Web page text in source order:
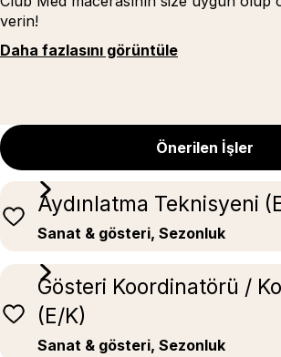
verin!
Daha fazlasını görüntüle
Önerilen İşler
Aydınlatma Teknisyeni
Sanat & gösteri, Sezonluk
Gösteri Koordinatörü /
(E/K)
Sanat & gösteri, Sezonluk